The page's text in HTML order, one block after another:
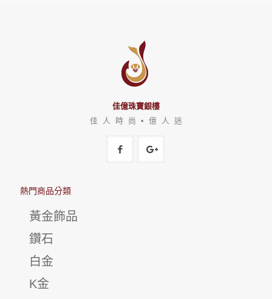
佳億珠寶銀樓
佳 人 時 尚 • 億 人 迷
熱門商品分類
黃金飾品
鑽石
白金
K金